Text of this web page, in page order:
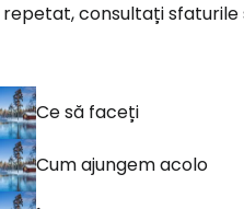
consultați
Ce să faceți
Cum ajungem acolo